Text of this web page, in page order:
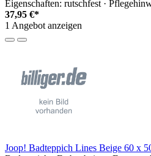
Eigenschaften: rutschfest ·
37,95 €*
1 Angebot anzeigen
Joop! Badteppich Lines Beige 60 x